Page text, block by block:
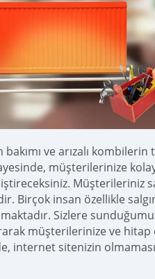
ve arızalı
müşterilerinize
Müşterileriniz
Birçok insan özellikle
Sizlere
müşterilerinize ve
internet sitenizin